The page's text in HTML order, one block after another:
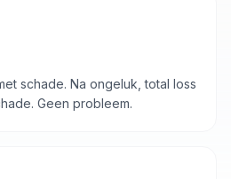
schade. Na ongeluk, total loss
Geen probleem.